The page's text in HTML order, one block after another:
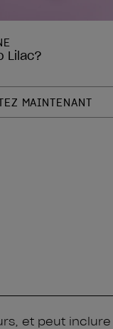
Lilac?
MAINTENANT